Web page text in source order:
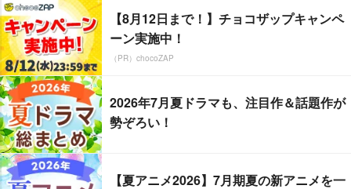
【8月12日まで！】チョコザップキャンペ
ーン実施中！
（PR）chocoZAP
2026年7月夏ドラマも、注目作＆話題作が
勢ぞろい！
【夏アニメ2026】7月期夏の新アニメを一